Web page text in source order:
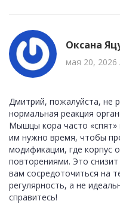
Оксана
мая 20, 2026
Дмитрий, пожалуйста, не
нормальная реакция
Мышцы кора часто «спят»
им нужно время, чтобы
модификации, где корпус
повторениями. Это снизит
вам сосредоточиться на
регулярность, а не
справитесь!